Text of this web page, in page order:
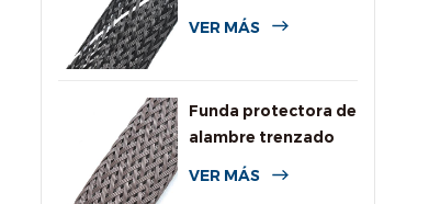
de alta resistencia a
VER MÁS
Funda protectora de
alambre trenzado
expandible
VER MÁS